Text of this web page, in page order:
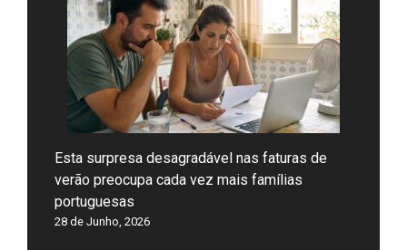
Esta surpresa desagradável nas faturas de
verão preocupa cada vez mais famílias
portuguesas
28 de Junho, 2026